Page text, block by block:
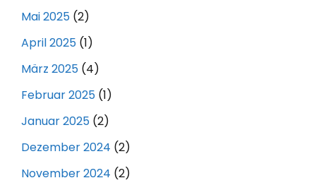
Mai 2025 (2)
April 2025 (1)
März 2025 (4)
Februar 2025 (1)
Januar 2025 (2)
Dezember 2024 (2)
November 2024 (2)